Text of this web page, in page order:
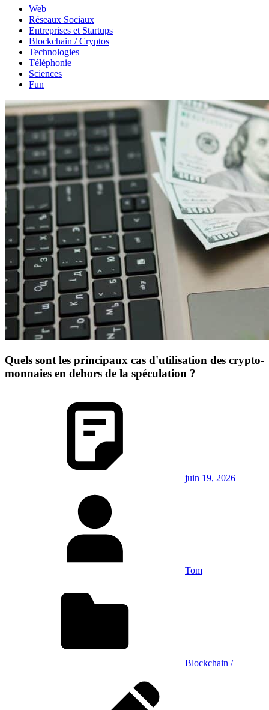
Web
Réseaux Sociaux
Entreprises et Startups
Blockchain / Cryptos
Technologies
Téléphonie
Sciences
Fun
Quels sont les principaux cas d'utilisation des crypto-
monnaies en dehors de la spéculation ?
juin 19, 2026
Tom
Blockchain /